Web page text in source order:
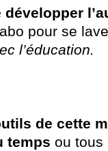
pour se
l’éducation.
de cette
temps ou tous